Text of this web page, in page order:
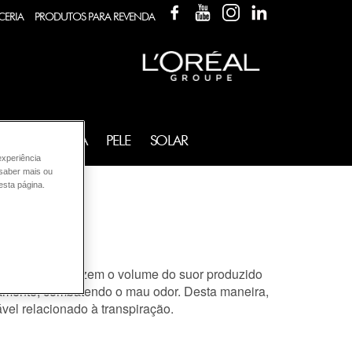
PRODUTOS PARA REVENDA
FACEBOOKYOUTUBEINSTAGRAM
FRAGRÂNCIA PELE SOLAR
o volume do suor produzido
combatendo o mau odor. Desta maneira,
relacionado à transpiração.
mais ou
página.